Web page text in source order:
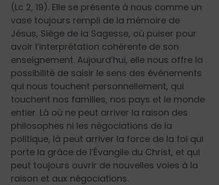
(Lc 2, 19). Elle se présente à nous comme un
vase toujours rempli de la mémoire de
Jésus, Siège de la Sagesse, où puiser pour
avoir l’interprétation cohérente de son
enseignement. Aujourd’hui, elle nous offre la
possibilité de saisir le sens des événements
qui nous touchent personnellement, qui
touchent nos familles, nos pays et le monde
entier. Là où ne peut arriver la raison des
philosophes ni les négociations de la
politique, là peut arriver la force de la foi qui
porte la grâce de l’Évangile du Christ, et qui
peut toujours ouvrir de nouvelles voies à la
raison et aux négociations.